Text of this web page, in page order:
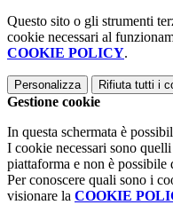
Questo sito o gli strumenti
cookie necessari al
COOKIE POLICY.
Personalizza Rifiuta tutti i
Gestione cookie
In questa schermata è
I cookie necessari sono
piattaforma e non è possibile
Per conoscere quali sono i
visionare la COOKIE